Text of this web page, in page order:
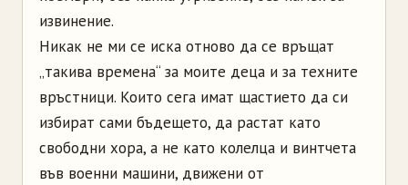
извинение.
Никак не ми се иска отново да се връщат
„такива времена“ за моите деца и за техните
връстници. Които сега имат щастието да си
избират сами бъдещето, да растат като
свободни хора, а не като колелца и винтчета
във военни машини, движени от